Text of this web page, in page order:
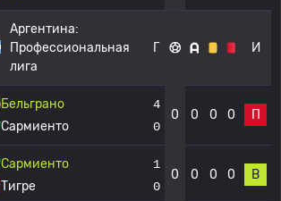
Аргентина:
Профессиональная
лига
Г И
Бельграно
Сармиенто
4
0
0 0 0 0 П
Сармиенто
Тигре
1
0
0 0 0 0 В